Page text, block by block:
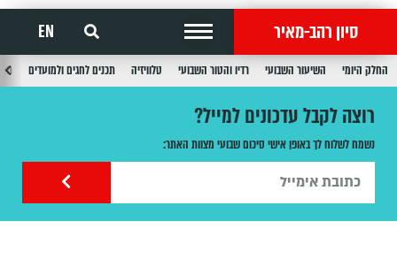
סיון רהב-מאיר EN
החלק היומי השיעור השבועי רדיו והטור השבועי טלוויזיה תכנים לחגים ולמועדים
רוצה לקבל עדכונים למייל?
נשמח לשלוח לך באופן אישי סיכום שבועי מצוות האתר: